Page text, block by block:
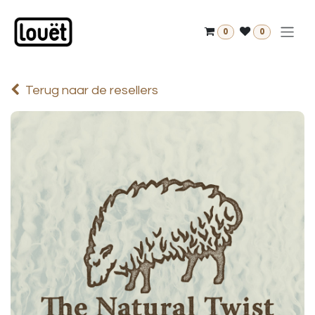
0 0
Terug naar de resellers